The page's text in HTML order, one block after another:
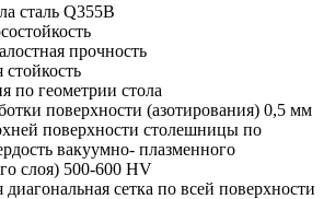
сталь Q355B
прочность
по геометрии стола
поверхности (азотирования) 0,5 мм
поверхности столешницы по
вакуумно- плазменного
слоя) 500-600 HV
сетка по всей поверхности